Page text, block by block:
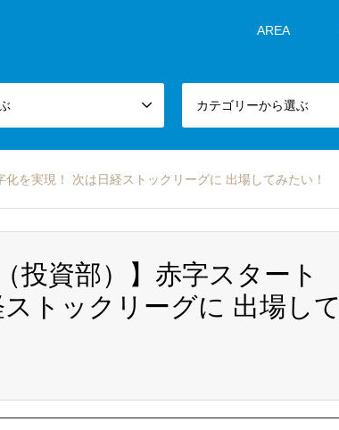
AREA
カテゴリーから選ぶ
を実現！ 次は日経ストックリーグに 出場してみたい！
投資部）】赤字スタート
トックリーグに 出場して